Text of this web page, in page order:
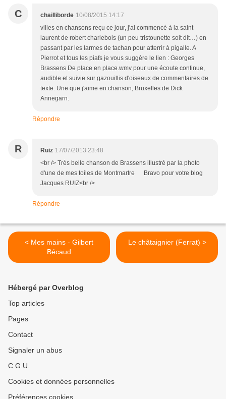
C chailliborde 10/08/2015 14:17
villes en chansons reçu ce jour, j'ai commencé à la saint
laurent de robert charlebois (un peu tristounette soit dit…) en
passant par les larmes de tachan pour atterrir à pigalle. A
Pierrot et tous les piafs je vous suggère le lien : Georges
Brassens De place en place.wmv pour une écoute continue,
audible et suivie sur gazouillis d'oiseaux de commentaires de
texte. Une que j'aime en chanson, Bruxelles de Dick
Annegarn.
Répondre
R Ruiz 17/07/2013 23:48
<br /> Très belle chanson de Brassens illustré par la photo
d'une de mes toiles de Montmartre Bravo pour votre blog
Jacques RUIZ<br />
Répondre
< Mes mains - Gilbert
Bécaud
Le châtaignier (Ferrat) >
Hébergé par Overblog
Top articles
Pages
Contact
Signaler un abus
C.G.U.
Cookies et données personnelles
Préférences cookies